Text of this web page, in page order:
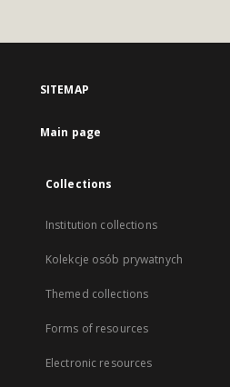
SITEMAP
Main page
Collections
Institution collections
Kolekcje osób prywatnych
Themed collections
Forms of resources
Electronic resources